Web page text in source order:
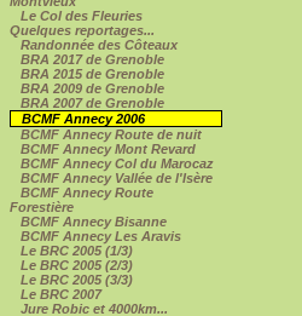
Le Col des Fleuries
Quelques reportages...
Randonnée des Côteaux
BRA 2017 de Grenoble
BRA 2015 de Grenoble
BRA 2009 de Grenoble
BRA 2007 de Grenoble
BCMF Annecy 2006
BCMF Annecy Route de nuit
BCMF Annecy Mont Revard
BCMF Annecy Col du Marocaz
BCMF Annecy Vallée de l'Isère
BCMF Annecy Route
Forestière
BCMF Annecy Bisanne
BCMF Annecy Les Aravis
Le BRC 2005 (1/3)
Le BRC 2005 (2/3)
Le BRC 2005 (3/3)
Le BRC 2007
Jure Robic et 4000km...